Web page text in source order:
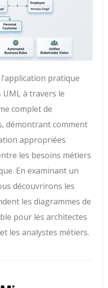
pratique
UML à travers le
complet de
démontrant comment
appropriées
les besoins métiers
En examinant un
découvrirons les
les diagrammes de
pour les architectes
les analystes métiers.